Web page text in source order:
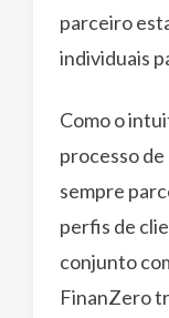
parceiro
individuais
Como o
processo
sempre
perfis de
conjunto
FinanZero